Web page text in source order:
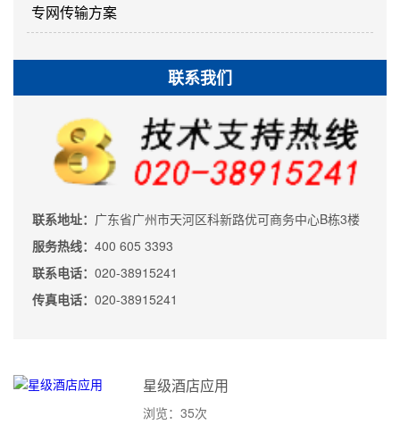
专网传输方案
联系我们
联系地址： 广东省广州市天河区科新路优可商务中心B栋3楼
服务热线： 400 605 3393
联系电话： 020-38915241
传真电话： 020-38915241
星级酒店应用
浏览：35次